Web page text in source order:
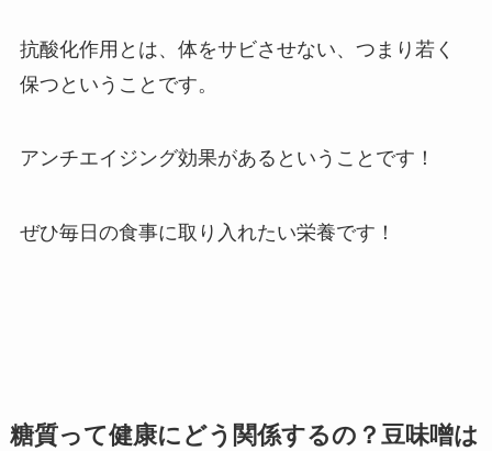
抗酸化作用とは、体をサビさせない、つまり若く
保つということです。
アンチエイジング効果があるということです！
ぜひ毎日の食事に取り入れたい栄養です！
糖質って健康にどう関係するの？豆味噌は